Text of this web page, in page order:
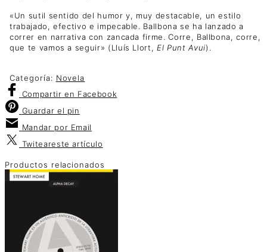
«Un sutil sentido del humor y, muy destacable, un estilo
trabajado, efectivo e impecable. Ballbona se ha lanzado a
correr en narrativa con zancada firme. Corre, Ballbona, corre,
que te vamos a seguir» (Lluís Llort,El Punt Avui).
Categoría: Novela
Compartir en Facebook
Guardar el pin
Mandar por Email
Twiteareste artículo
Productos relacionados